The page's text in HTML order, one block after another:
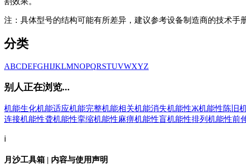
注：具体型号的结构可能有所差异，建议参考设备制造商的技术手
分类
ABCDEFGHIJKLMNOPQRSTUVWXYZ
别人正在浏览...
机能生化机能适应机能完整机能相关机能消失机能性Ж机能性陈旧
连接机能性聋机能性挛缩机能性麻痹机能性盲机能性排列 机能性前
ℹ️
月沙工具箱 | 内容与使用声明